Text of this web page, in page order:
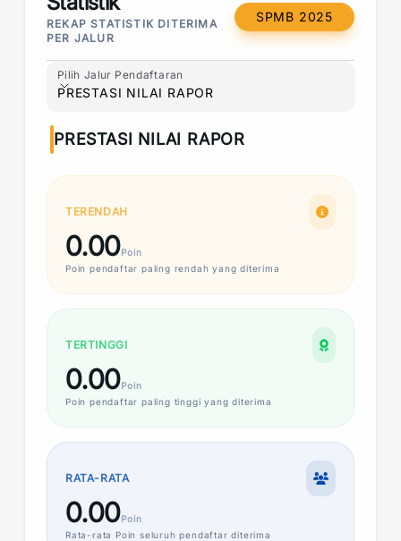
REKAP STATISTIK DITERIMA
PER JALUR
SPMB 2025
Pilih Jalur Pendaftaran
Pilih Jalur Pendaftaran
PRESTASI NILAI RAPOR
PRESTASI NILAI RAPOR
TERENDAH
0.00Poin
Poin pendaftar paling rendah yang diterima
TERTINGGI
0.00Poin
Poin pendaftar paling tinggi yang diterima
RATA-RATA
0.00Poin
Rata-rata Poin seluruh pendaftar diterima